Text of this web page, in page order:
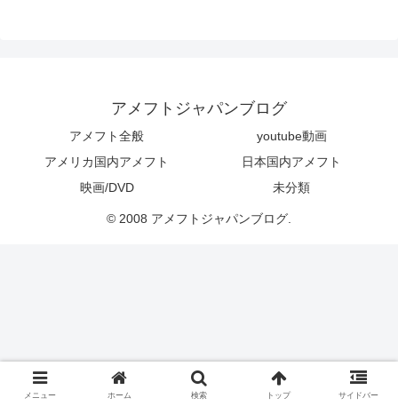
アメフトジャパンブログ
アメフト全般
youtube動画
アメリカ国内アメフト
日本国内アメフト
映画/DVD
未分類
© 2008 アメフトジャパンブログ.
メニュー ホーム 検索 トップ サイドバー